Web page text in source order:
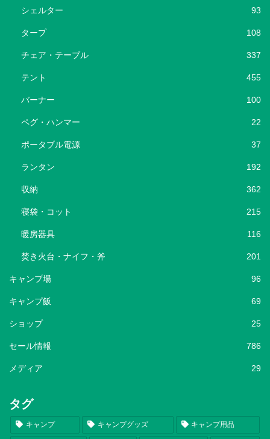
シェルター 93
タープ 108
チェア・テーブル 337
テント 455
バーナー 100
ペグ・ハンマー 22
ポータブル電源 37
ランタン 192
収納 362
寝袋・コット 215
暖房器具 116
焚き火台・ナイフ・斧 201
キャンプ場 96
キャンプ飯 69
ショップ 25
セール情報 786
メディア 29
タグ
キャンプ キャンプグッズ キャンプ用品